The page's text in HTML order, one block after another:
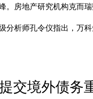
。房地产研究机构克而
分析师孔令仪指出，万
交境外债务